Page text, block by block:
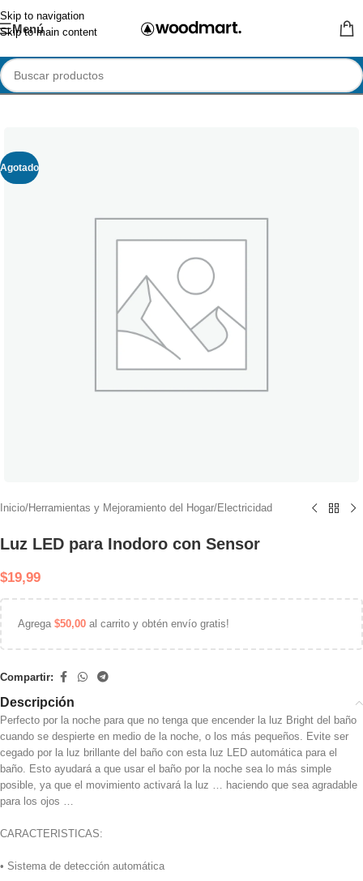
Skip to navigation
Skip to main content
Menú
Agotado
Inicio/Herramientas y Mejoramiento del Hogar/Electricidad
Luz LED para Inodoro con Sensor
$19,99
Agrega $50,00 al carrito y obtén envío gratis!
Compartir:
Descripción
Perfecto por la noche para que no tenga que encender la luz Bright del baño
cuando se despierte en medio de la noche, o los más pequeños. Evite ser
cegado por la luz brillante del baño con esta luz LED automática para el
baño. Esto ayudará a que usar el baño por la noche sea lo más simple
posible, ya que el movimiento activará la luz … haciendo que sea agradable
para los ojos …
CARACTERISTICAS:
• Sistema de detección automática